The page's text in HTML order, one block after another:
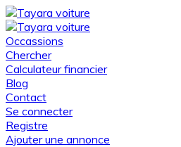
Occassions
Chercher
Calculateur financier
Blog
Contact
Se connecter
Registre
Ajouter une annonce